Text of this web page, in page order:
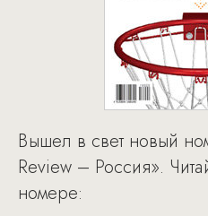
Вышел в свет новый
Review – Россия».
номере: